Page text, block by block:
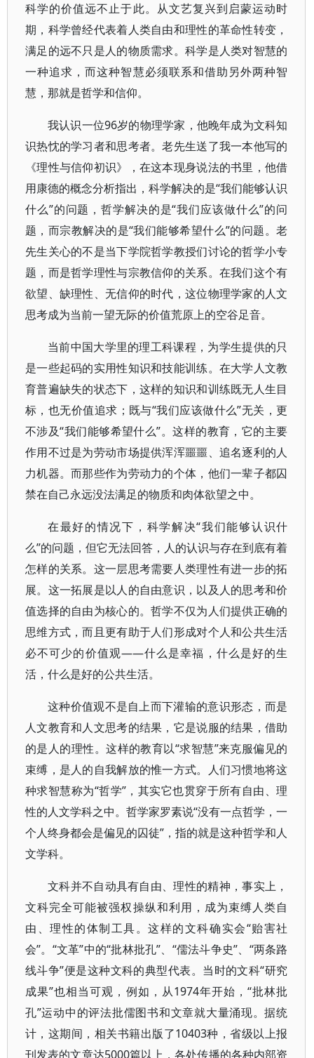
科学的价值远不止于此。从文艺复兴到启蒙运动时
期，科学曾经代表着人类自由和理性的革命性转变，
满足的远不只是人的物质需求。科学是人类对智慧的
一种追求，而这种智慧必须联系和借助另外两种智
慧，那就是哲学和信仰。
我认识一位96岁的物理学家，他晚年成为文科知
识热忱的学习者和思考者。老先生送了我一本他写的
《理性与信仰初识》，在这本现身说法的书里，他借
用康德的概念分析指出，科学解决的是“我们能够认识
什么”的问题，哲学解决的是“我们应该做什么”的问
题，而宗教解决的是“我们能够希望什么”的问题。老
先生关心的不是当下学院哲学教授们讨论的哲学小专
题，而是哲学理性与宗教信仰的关系。在我们这个有
欲望、缺理性、无信仰的时代，这位物理学家的人文
思考成为当前一望无际的价值荒原上的空谷足音。
当前中国大学里的理工科课程，为学生提供的只
是一些起码的实用性知识和技能训练。在大学人文教
育普遍缺失的状态下，这样的知识和训练既无人生目
标，也无价值追求；既与“我们应该做什么”无关，更
不涉及“我们能够希望什么”。这样的教育，它的主要
作用不过是为劳动市场提供浑浑噩噩、追名逐利的人
力机器。而那些作为劳动力的个体，他们一辈子都囚
禁在自己永远没法满足的物质和肉体欲望之中。
在最好的情况下，科学解决“我们能够认识什
么”的问题，但它无法回答，人的认识与存在到底有着
怎样的关系。这一层思考需要人类理性有进一步的拓
展。这一拓展是以人的自由意识，以及人的思考和价
值选择的自由为核心的。哲学不仅为人们提供正确的
思维方式，而且更有助于人们形成对个人和公共生活
必不可少的价值观——什么是幸福，什么是好的生
活，什么是好的公共生活。
这种价值观不是自上而下灌输的意识形态，而是
人文教育和人文思考的结果，它是说服的结果，借助
的是人的理性。这样的教育以“求智慧”来克服偏见的
束缚，是人的自我解放的惟一方式。人们习惯地将这
种求智慧称为“哲学”，其实它也贯穿于所有自由、理
性的人文学科之中。哲学家罗素说“没有一点哲学，一
个人终身都会是偏见的囚徒”，指的就是这种哲学和人
文学科。
文科并不自动具有自由、理性的精神，事实上，
文科完全可能被强权操纵和利用，成为束缚人类自
由、理性的体制工具。这样的文科确实会“贻害社
会”。“文革”中的“批林批孔”、“儒法斗争史”、“两条路
线斗争”便是这种文科的典型代表。当时的文科“研究
成果”也相当可观，例如，从1974年开始，“批林批
孔”运动中的评法批儒图书和文章就大量涌现。据统
计，这期间，相关书籍出版了10403种，省级以上报
刊发表的文章达5000篇以上，各处传播的各种内部资